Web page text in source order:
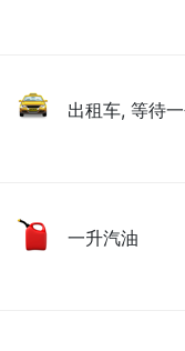
出租车, 等待
一升汽油